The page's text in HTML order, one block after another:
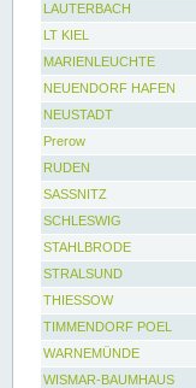
LAUTERBACH
LT KIEL
MARIENLEUCHTE
NEUENDORF HAFEN
NEUSTADT
Prerow
RUDEN
SASSNITZ
SCHLESWIG
STAHLBRODE
STRALSUND
THIESSOW
TIMMENDORF POEL
WARNEMÜNDE
WISMAR-BAUMHAUS